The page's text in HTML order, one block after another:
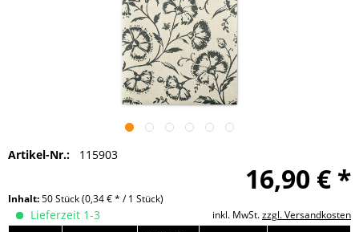
Artikel-Nr.: 115903
16,90 € *
Inhalt:50 Stück(0,34 € * / 1 Stück)
inkl. MwSt.zzgl. Versandkosten
Lieferzeit 1-3